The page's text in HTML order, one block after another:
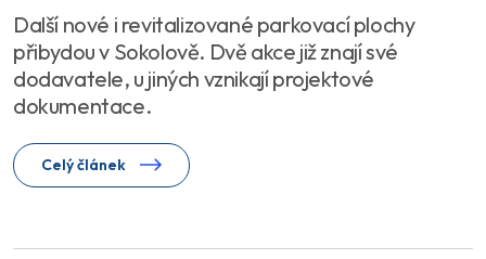
Další nové i revitalizované parkovací plochy
přibydou v Sokolově. Dvě akce již znají své
dodavatele, u jiných vznikají projektové
dokumentace.
Celý článek